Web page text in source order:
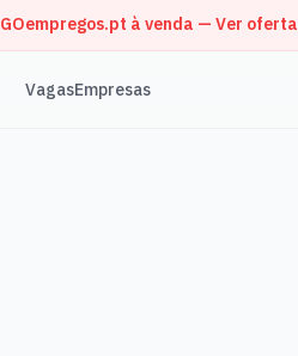
GOempregos.pt à venda — Ver oferta
VagasEmpresas